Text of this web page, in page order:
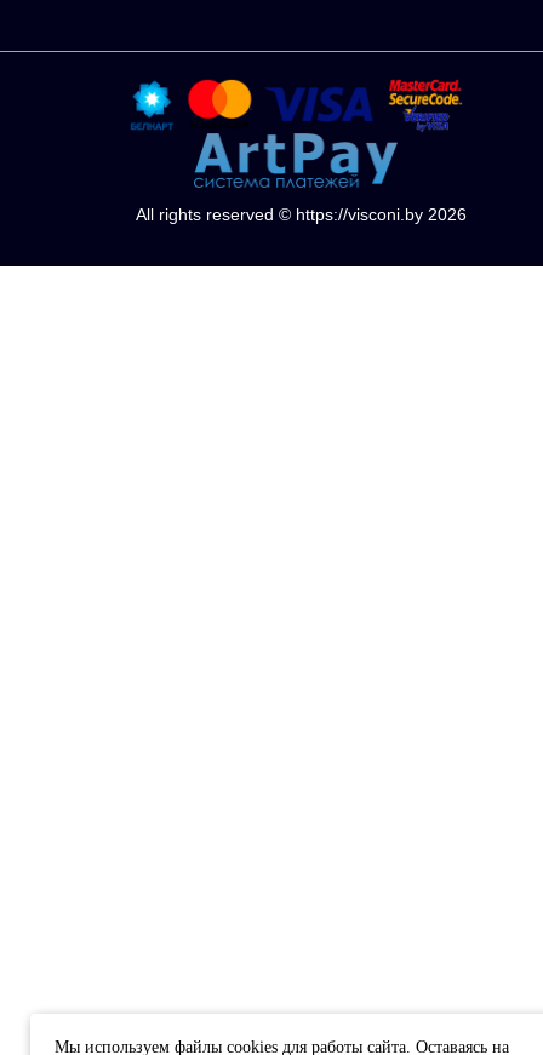
All rights reserved © https://visconi.by 2026
Мы используем файлы cookies для работы сайта. Оставаясь на